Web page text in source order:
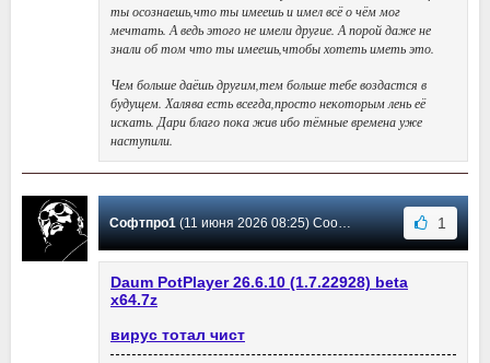
ты осознаешь,что ты имеешь и имел всё о чём мог
мечтать. А ведь этого не имели другие. А порой даже не
знали об том что ты имеешь,чтобы хотеть иметь это.
Чем больше даёшь другим,тем больше тебе воздастся в
будущем. Халява есть всегда,просто некоторым лень её
искать. Дари благо пока жив ибо тёмные времена уже
наступили.
Софтпро1(11 июня 2026 08:25) Сообщение #5729 1
Daum PotPlayer 26.6.10 (1.7.22928) beta
х64.7z
вирус тотал чист